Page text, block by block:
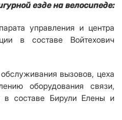
езде на велосипеде:
управления и центра
в составе Войтехович
вызовов, цеха
оборудования связи,
в составе Бирули Елены и